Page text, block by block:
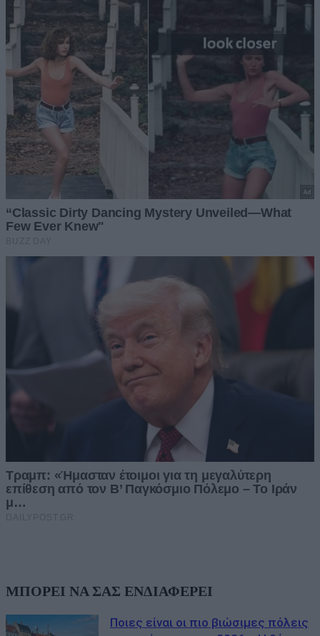
ΜΠΟΡΕΙ ΝΑ ΣΑΣ ΕΝΔΙΑΦΕΡΕΙ
Ποιες είναι οι πιο βιώσιμες πόλεις